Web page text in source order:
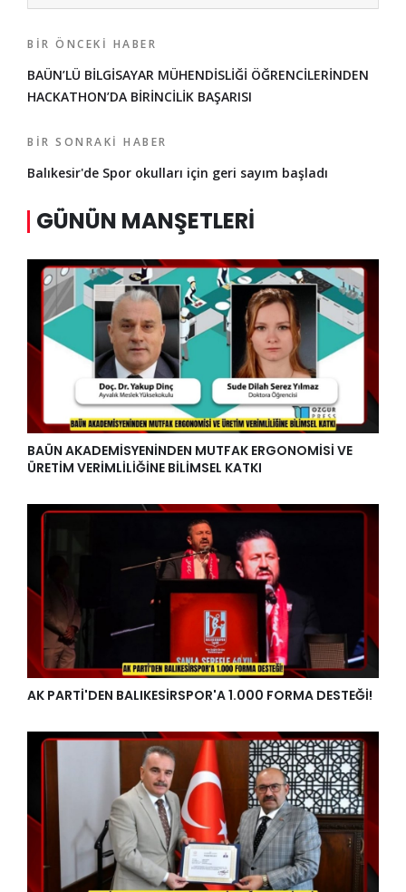
BIR ÖNCEKI HABER
BAÜN’LÜ BİLGİSAYAR MÜHENDİSLİĞİ ÖĞRENCİLERİNDEN
HACKATHON’DA BİRİNCİLİK BAŞARISI
BIR SONRAKI HABER
Balıkesir'de Spor okulları için geri sayım başladı
GÜNÜN MANŞETLERI
BAÜN AKADEMİSYENİNDEN MUTFAK ERGONOMİSİ VE
ÜRETİM VERİMLİLİĞİNE BİLİMSEL KATKI
AK PARTİ'DEN BALIKESİRSPOR'A 1.000 FORMA DESTEĞİ!